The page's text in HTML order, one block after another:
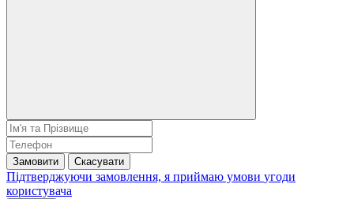
Замовити Скасувати
Підтверджуючи замовлення, я приймаю умови угоди
користувача